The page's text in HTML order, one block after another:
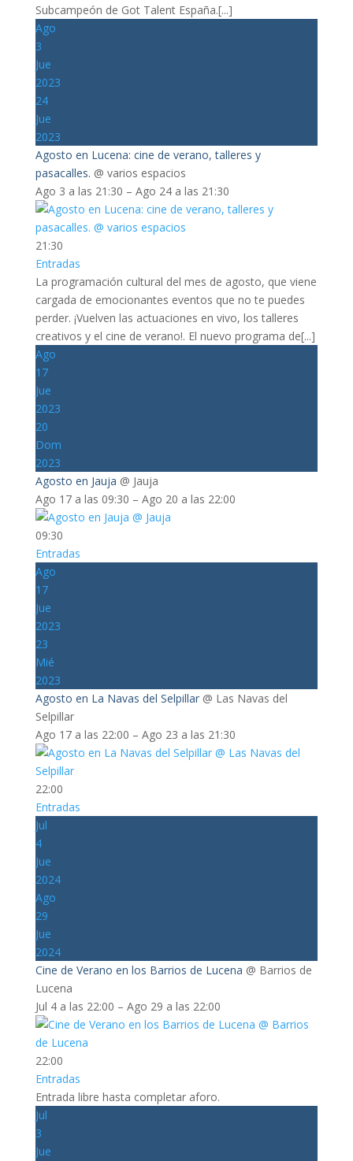
Subcampeón de Got Talent España.[...]
Ago
3
Jue
2023
24
Jue
2023
Agosto en Lucena: cine de verano, talleres y
pasacalles. @ varios espacios
Ago 3 a las 21:30 – Ago 24 a las 21:30
21:30
Entradas
La programación cultural del mes de agosto, que viene
cargada de emocionantes eventos que no te puedes
perder. ¡Vuelven las actuaciones en vivo, los talleres
creativos y el cine de verano!. El nuevo programa de[...]
Ago
17
Jue
2023
20
Dom
2023
Agosto en Jauja @ Jauja
Ago 17 a las 09:30 – Ago 20 a las 22:00
09:30
Entradas
Ago
17
Jue
2023
23
Mié
2023
Agosto en La Navas del Selpillar @ Las Navas del
Selpillar
Ago 17 a las 22:00 – Ago 23 a las 21:30
22:00
Entradas
Jul
4
Jue
2024
Ago
29
Jue
2024
Cine de Verano en los Barrios de Lucena @ Barrios de
Lucena
Jul 4 a las 22:00 – Ago 29 a las 22:00
22:00
Entradas
Entrada libre hasta completar aforo.
Jul
3
Jue